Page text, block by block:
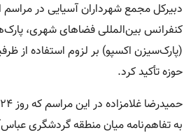
دبیرکل مجمع شهرداران آسیایی در مراسم
کنفرانس بین‌المللی فضا‌های شهری،
(پارک‌سیزن اکسپو) بر لزوم استفاده از
حوزه تأکید کرد.
به تفاهم‌نامه میان منطقه گردشگری